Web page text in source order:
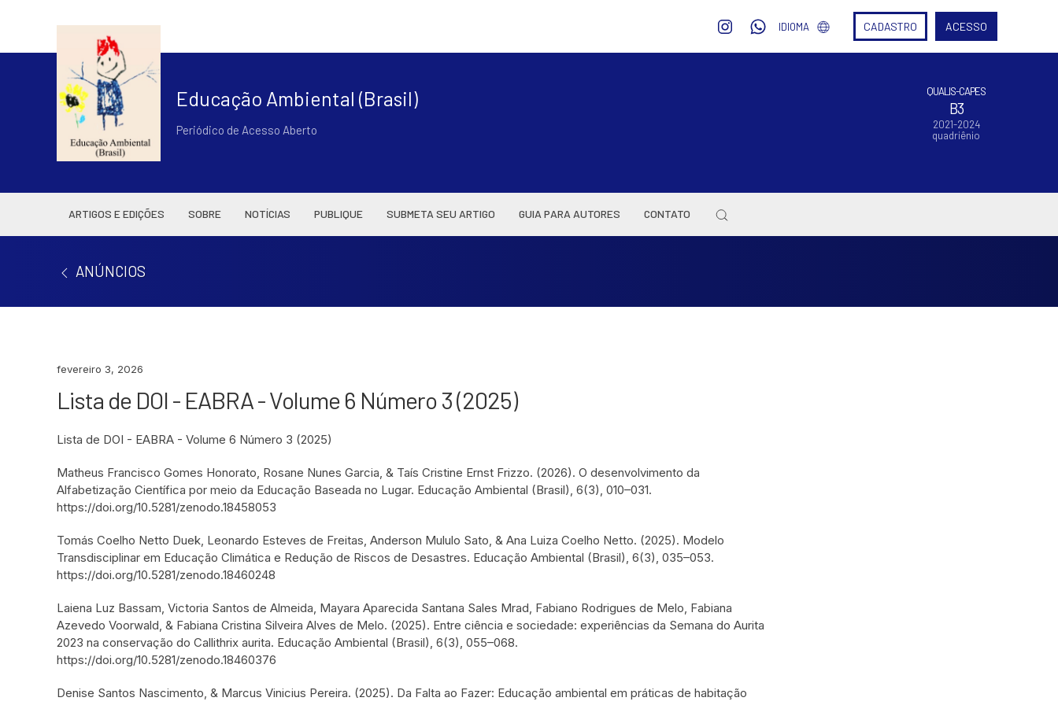
IDIOMA CADASTRO ACESSO
Educação Ambiental (Brasil)
Periódico de Acesso Aberto
QUALIS-CAPES
B3
2021-2024
quadriênio
ARTIGOS E EDIÇÕES SOBRE NOTÍCIAS PUBLIQUE SUBMETA SEU ARTIGO GUIA PARA AUTORES CONTATO
ANÚNCIOS
fevereiro 3, 2026
Lista de DOI - EABRA - Volume 6 Número 3 (2025)
Lista de DOI - EABRA - Volume 6 Número 3 (2025)
Matheus Francisco Gomes Honorato, Rosane Nunes Garcia, & Taís Cristine Ernst Frizzo. (2026). O desenvolvimento da
Alfabetização Científica por meio da Educação Baseada no Lugar. Educação Ambiental (Brasil), 6(3), 010–031.
https://doi.org/10.5281/zenodo.18458053
Tomás Coelho Netto Duek, Leonardo Esteves de Freitas, Anderson Mululo Sato, & Ana Luiza Coelho Netto. (2025). Modelo
Transdisciplinar em Educação Climática e Redução de Riscos de Desastres. Educação Ambiental (Brasil), 6(3), 035–053.
https://doi.org/10.5281/zenodo.18460248
Laiena Luz Bassam, Victoria Santos de Almeida, Mayara Aparecida Santana Sales Mrad, Fabiano Rodrigues de Melo, Fabiana
Azevedo Voorwald, & Fabiana Cristina Silveira Alves de Melo. (2025). Entre ciência e sociedade: experiências da Semana do Aurita
2023 na conservação do Callithrix aurita. Educação Ambiental (Brasil), 6(3), 055–068.
https://doi.org/10.5281/zenodo.18460376
Denise Santos Nascimento, & Marcus Vinicius Pereira. (2025). Da Falta ao Fazer: Educação ambiental em práticas de habitação